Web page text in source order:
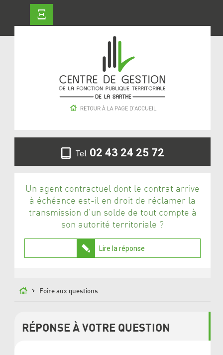
Ξ
Tel. 02 43 24 25 72
Un agent contractuel dont le contrat arrive
à échéance est-il en droit de réclamer la
transmission d’un solde de tout compte à
son autorité territoriale ?
Lire la réponse
Foire aux questions
RÉPONSE À VOTRE QUESTION